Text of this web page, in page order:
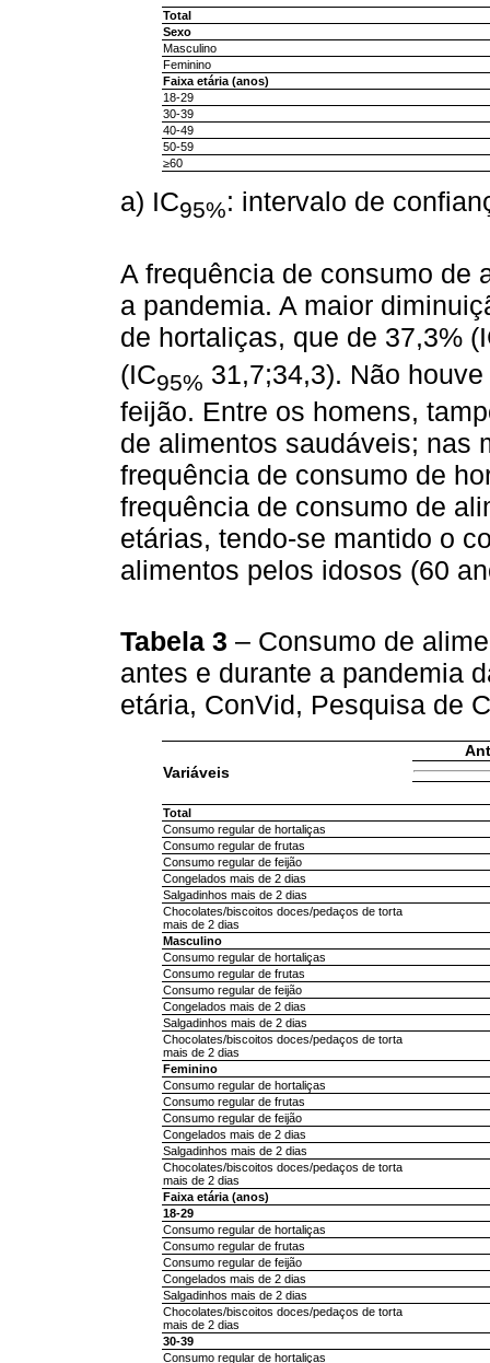
Total
Sexo
Masculino
Feminino
Faixa etária (anos)
18-29
30-39
40-49
50-59
≥60
a) IC95%: intervalo de
A frequência de consumo de
a pandemia. A maior
de hortaliças, que de 37,3%
(IC95% 31,7;34,3). Não
feijão. Entre os homens,
de alimentos saudáveis; nas
frequência de consumo de
frequência de consumo de
etárias, tendo-se mantido o
alimentos pelos idosos (60
Tabela 3 – Consumo de
antes e durante a pandemia
etária, ConVid, Pesquisa de
Variáveis
Total
Consumo regular de hortaliças
Consumo regular de frutas
Consumo regular de feijão
Congelados mais de 2 dias
Salgadinhos mais de 2 dias
Chocolates/biscoitos doces/pedaços de torta
mais de 2 dias
Masculino
Consumo regular de hortaliças
Consumo regular de frutas
Consumo regular de feijão
Congelados mais de 2 dias
Salgadinhos mais de 2 dias
Chocolates/biscoitos doces/pedaços de torta
mais de 2 dias
Feminino
Consumo regular de hortaliças
Consumo regular de frutas
Consumo regular de feijão
Congelados mais de 2 dias
Salgadinhos mais de 2 dias
Chocolates/biscoitos doces/pedaços de torta
mais de 2 dias
Faixa etária (anos)
18-29
Consumo regular de hortaliças
Consumo regular de frutas
Consumo regular de feijão
Congelados mais de 2 dias
Salgadinhos mais de 2 dias
Chocolates/biscoitos doces/pedaços de torta
mais de 2 dias
30-39
Consumo regular de hortaliças